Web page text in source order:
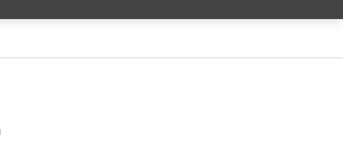
incontro tra
Orione del
settimana, per i